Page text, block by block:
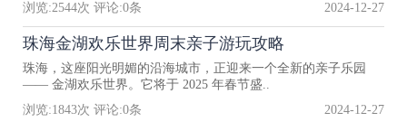
浏览:2544次 评论:0条 2024-12-27
珠海金湖欢乐世界周末亲子游玩攻略
珠海，这座阳光明媚的沿海城市，正迎来一个全新的亲子乐园
—— 金湖欢乐世界。它将于 2025 年春节盛..
浏览:1843次 评论:0条 2024-12-27